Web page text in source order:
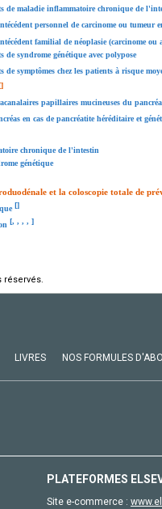
de maladie inflammatoire chronique de
personnel de carcinome ou
familial de néoplasie (carcinome ou
de syndrome génétique avec polypose
de symptômes chez les patients à risque
]
papillaires mucineuses du
en cas de pancréatite héréditaire et
chronique de l'intestin
génétique
et la coloscopie totale de
[]
[, , , , ]
réservés.
LIVRES NOS FORMULES
PLATEFORMES
Site e-commerce :